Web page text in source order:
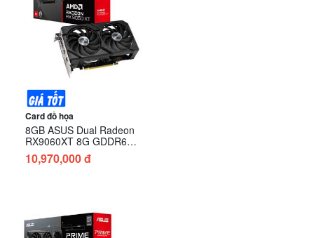
Card đồ họa
8GB ASUS Dual Radeon
RX9060XT 8G GDDR6
(DUAL-RX9060XT-8G)
10,970,000 đ